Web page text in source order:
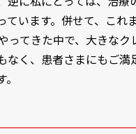
ています。併せて、これ
ってきた中で、大きなク
なく、患者さまにもご満